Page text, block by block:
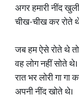
अगर हमारी नींद
चीख-चीख कर रोते
जब हम ऐसे रोते थे
वह लोग नहीं सोते थे।
रात भर लोरी गा गा
अपनी नींद खोते थे।